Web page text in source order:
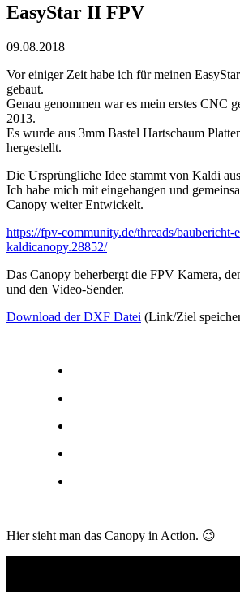
EasyStar II FPV
09.08.2018
Vor einiger Zeit habe ich für meinen
gebaut.
Genau genommen war es mein erstes CNC
2013.
Es wurde aus 3mm Bastel Hartschaum
hergestellt.
Die Ursprüngliche Idee stammt von Kaldi
Ich habe mich mit eingehangen und
Canopy weiter Entwickelt.
https://fpv-community.de/threads/baubericht-
kaldicanopy.28852/
Das Canopy beherbergt die FPV Kamera,
und den Video-Sender.
Download der DXF Datei (Link/Ziel
Hier sieht man das Canopy in Action. 😉